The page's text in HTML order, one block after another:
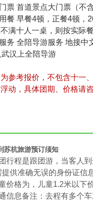
票 首道景点大门票（不
餐 早餐4顿，正餐4顿，
满十人一桌，则按实际
务 全陪导游服务 地接中
汉上全陪导游
参考报价，不包含十一
动，具体团期、价格请
苏杭旅游预订须知
行程是跟团游，当客人
提供准确无误的身份证信
价格为，儿童1.2米以下
信息备注：去程有多个